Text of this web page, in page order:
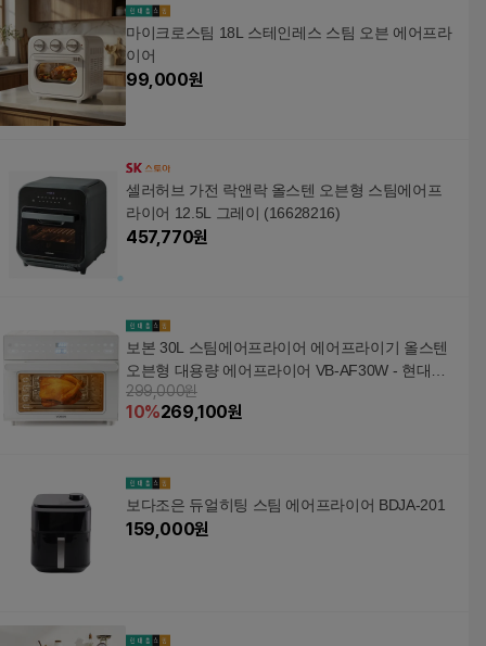
마이크로스팀 18L 스테인레스 스팀 오븐 에어프라
이어
99,000원
셀러허브 가전 락앤락 올스텐 오븐형 스팀에어프
라이어 12.5L 그레이 (16628216)
457,770원
보본 30L 스팀에어프라이어 에어프라이기 올스텐
오븐형 대용량 에어프라이어 VB-AF30W - 현대Hm
all
299,000원
10%269,100원
보다조은 듀얼히팅 스팀 에어프라이어 BDJA-201
159,000원